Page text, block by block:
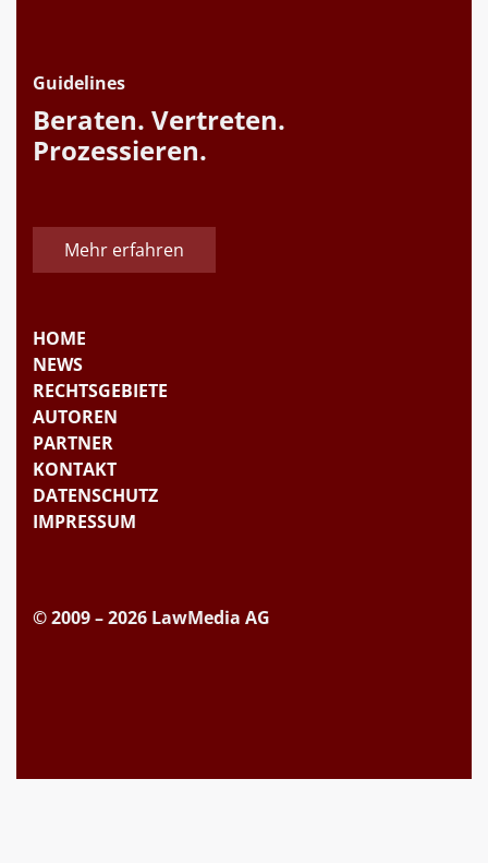
Guidelines
Beraten. Vertreten.
Prozessieren.
Mehr erfahren
HOME
NEWS
RECHTSGEBIETE
AUTOREN
PARTNER
KONTAKT
DATENSCHUTZ
IMPRESSUM
© 2009 – 2026 LawMedia AG